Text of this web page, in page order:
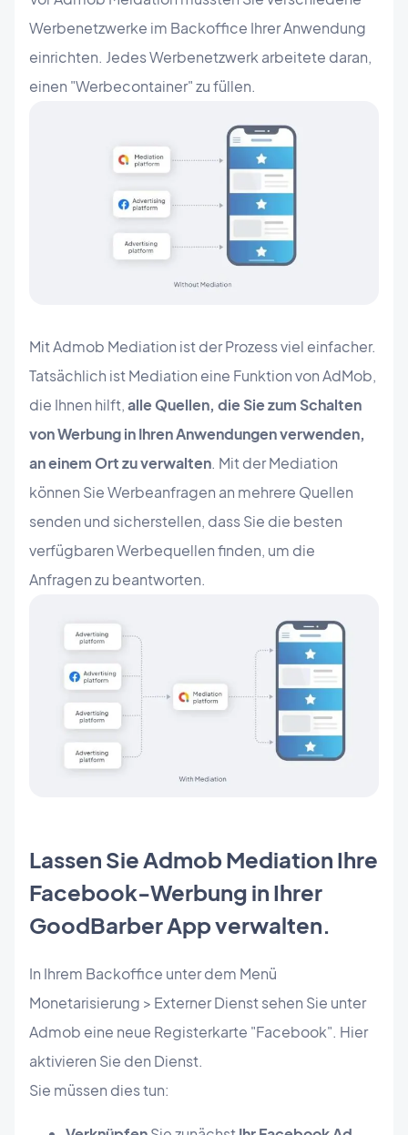
Werbenetzwerke im Backoffice Ihrer Anwendung
einrichten. Jedes Werbenetzwerk arbeitete daran,
einen "Werbecontainer" zu füllen.
Mit Admob Mediation ist der Prozess viel einfacher.
Tatsächlich ist Mediation eine Funktion von AdMob,
die Ihnen hilft,alle Quellen, die Sie zum Schalten
von Werbung in Ihren Anwendungen verwenden,
an einem Ort zu verwalten. Mit der Mediation
können Sie Werbeanfragen an mehrere Quellen
senden und sicherstellen, dass Sie die besten
verfügbaren Werbequellen finden, um die
Anfragen zu beantworten.
Lassen Sie Admob Mediation Ihre
Facebook-Werbung in Ihrer
GoodBarber App verwalten.
In Ihrem Backoffice unter dem Menü
Monetarisierung > Externer Dienst sehen Sie unter
Admob eine neue Registerkarte "Facebook". Hier
aktivieren Sie den Dienst.
Sie müssen dies tun: